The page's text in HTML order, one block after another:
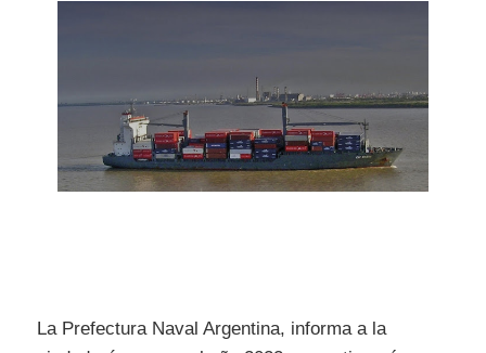
La Prefectura Naval Argentina, informa a la